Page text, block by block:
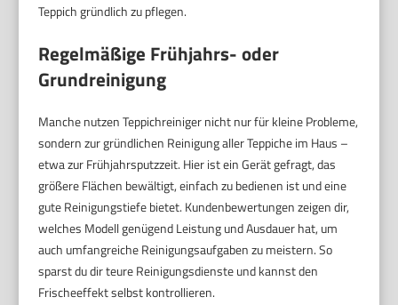
Teppich gründlich zu pflegen.
Regelmäßige Frühjahrs- oder
Grundreinigung
Manche nutzen Teppichreiniger nicht nur für kleine Probleme,
sondern zur gründlichen Reinigung aller Teppiche im Haus –
etwa zur Frühjahrsputzzeit. Hier ist ein Gerät gefragt, das
größere Flächen bewältigt, einfach zu bedienen ist und eine
gute Reinigungstiefe bietet. Kundenbewertungen zeigen dir,
welches Modell genügend Leistung und Ausdauer hat, um
auch umfangreiche Reinigungsaufgaben zu meistern. So
sparst du dir teure Reinigungsdienste und kannst den
Frischeeffekt selbst kontrollieren.